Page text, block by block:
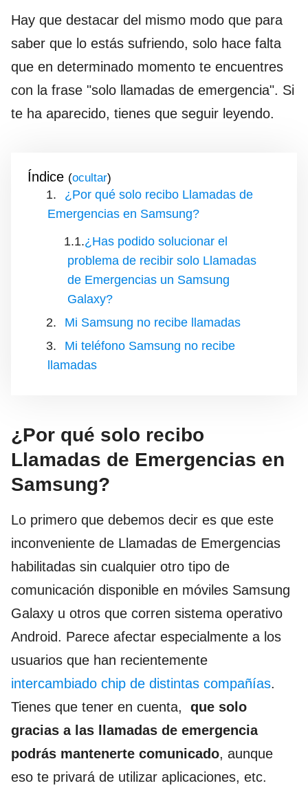
Hay que destacar del mismo modo que para
saber que lo estás sufriendo, solo hace falta
que en determinado momento te encuentres
con la frase "solo llamadas de emergencia". Si
te ha aparecido, tienes que seguir leyendo.
Índice ( )
¿Por qué solo recibo Llamadas de
Emergencias en Samsung?
¿Has podido solucionar el
problema de recibir solo Llamadas
de Emergencias un Samsung
Galaxy?
Mi Samsung no recibe llamadas
Mi teléfono Samsung no recibe
llamadas
¿Por qué solo recibo
Llamadas de Emergencias en
Samsung?
Lo primero que debemos decir es que este
inconveniente de Llamadas de Emergencias
habilitadas sin cualquier otro tipo de
comunicación disponible en móviles Samsung
Galaxy u otros que corren sistema operativo
Android. Parece afectar especialmente a los
usuarios que han recientemente
intercambiado chip de distintas compañías.
Tienes que tener en cuenta, que solo
gracias a las llamadas de emergencia
podrás mantenerte comunicado, aunque
eso te privará de utilizar aplicaciones, etc.